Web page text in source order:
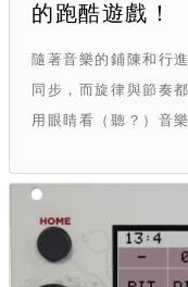
的跑酷遊戲！
隨著音樂的鋪陳和行
同步，而旋律與節奏
用眼睛看（聽？）音